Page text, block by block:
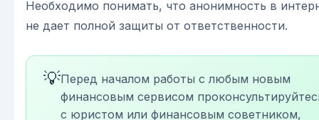
Необходимо понимать, что анонимность в
не дает полной защиты от ответственности.
💡Перед началом работы с любым новым
финансовым сервисом
с юристом или финансовым советником,